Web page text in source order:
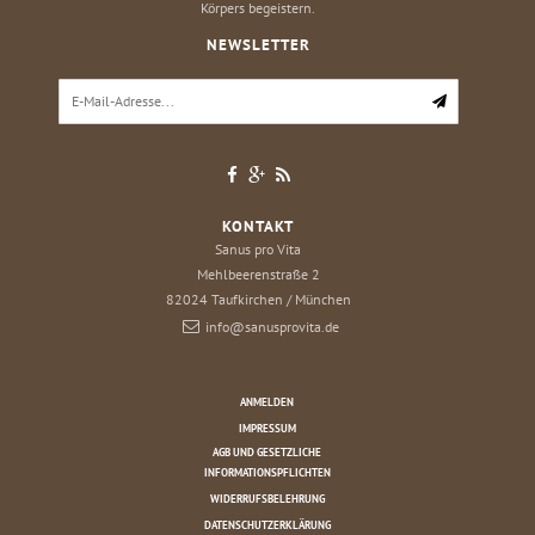
Körpers begeistern.
NEWSLETTER
KONTAKT
Sanus pro Vita
Mehlbeerenstraße 2
82024 Taufkirchen / München
info@sanusprovita.de
ANMELDEN
IMPRESSUM
AGB UND GESETZLICHE
INFORMATIONSPFLICHTEN
WIDERRUFSBELEHRUNG
DATENSCHUTZERKLÄRUNG